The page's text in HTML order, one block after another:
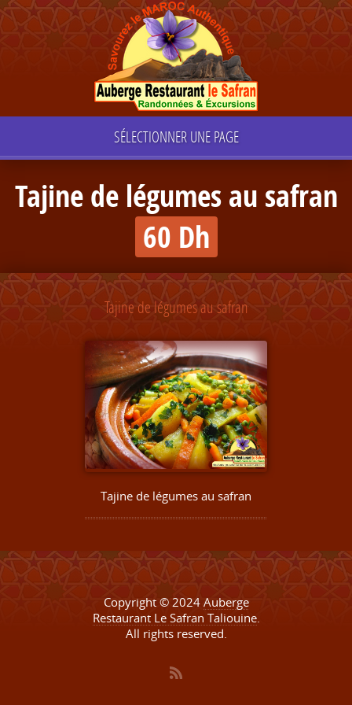
SÉLECTIONNER UNE PAGE
Tajine de légumes au safran
60 Dh
Tajine de légumes au safran
Tajine de légumes au safran
Copyright © 2024 Auberge
Restaurant Le Safran Taliouine.
All rights reserved.